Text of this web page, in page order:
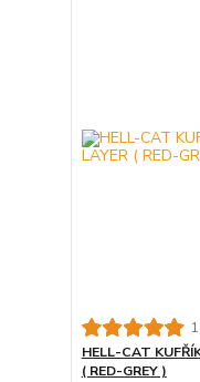
HELL-CAT
( RED-GREY )